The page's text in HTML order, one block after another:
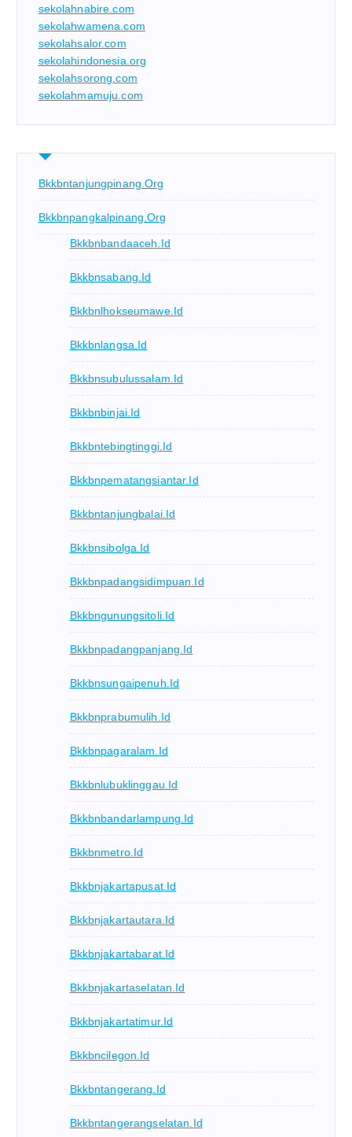
sekolahnabire.com
sekolahwamena.com
sekolahsalor.com
sekolahindonesia.org
sekolahsorong.com
sekolahmamuju.com
Bkkbntanjungpinang.org
Bkkbnpangkalpinang.org
Bkkbnbandaaceh.id
Bkkbnsabang.id
Bkkbnlhokseumawe.id
Bkkbnlangsa.id
Bkkbnsubulussalam.id
Bkkbnbinjai.id
Bkkbntebingtinggi.id
Bkkbnpematangsiantar.id
Bkkbntanjungbalai.id
Bkkbnsibolga.id
Bkkbnpadangsidimpuan.id
Bkkbngunungsitoli.id
Bkkbnpadangpanjang.id
Bkkbnsungaipenuh.id
Bkkbnprabumulih.id
Bkkbnpagaralam.id
Bkkbnlubuklinggau.id
Bkkbnbandarlampung.id
Bkkbnmetro.id
Bkkbnjakartapusat.id
Bkkbnjakartautara.id
Bkkbnjakartabarat.id
Bkkbnjakartaselatan.id
Bkkbnjakartatimur.id
Bkkbncilegon.id
Bkkbntangerang.id
Bkkbntangerangselatan.id